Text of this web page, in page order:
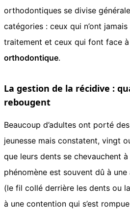
orthodontiques se divise
catégories : ceux qui n’ont
traitement et ceux qui font face à
orthodontique.
La gestion de la récidive :
rebougent
Beaucoup d’adultes ont porté
jeunesse mais constatent, vingt
que leurs dents se chevauchent
phénomène est souvent dû à une
(le fil collé derrière les dents ou
à une contention qui s’est